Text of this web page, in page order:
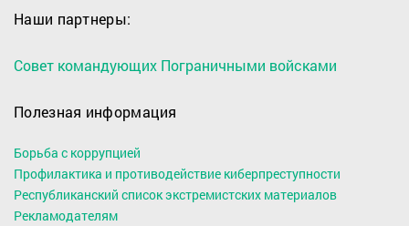
Наши партнеры:
Совет командующих Пограничными войсками
Полезная информация
Борьба с коррупцией
Профилактика и противодействие киберпреступности
Республиканский список экстремистских материалов
Рекламодателям